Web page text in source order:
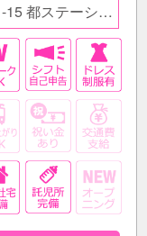
大分県大分市都町 1-1-15 都ステーション5F